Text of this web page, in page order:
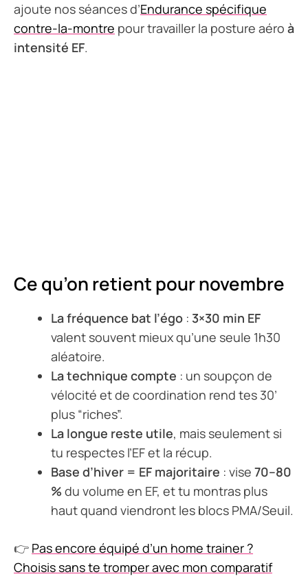
ajoute nos séances d’Endurance spécifique
contre-la-montre pour travailler la posture aéro à
intensité EF.
Ce qu’on retient pour novembre
La fréquence bat l’égo : 3×30 min EF
valent souvent mieux qu’une seule 1h30
aléatoire.
La technique compte : un soupçon de
vélocité et de coordination rend tes 30’
plus “riches”.
La longue reste utile, mais seulement si
tu respectes l’EF et la récup.
Base d’hiver = EF majoritaire : vise 70–80
% du volume en EF, et tu montras plus
haut quand viendront les blocs PMA/Seuil.
👉 Pas encore équipé d’un home trainer ?
Choisis sans te tromper avec mon comparatif